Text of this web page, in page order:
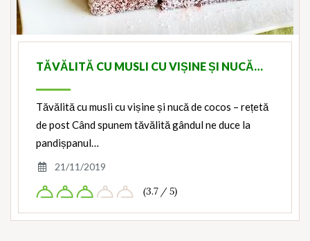
TĂVĂLITĂ CU MUSLI CU VIȘINE ȘI NUCĂ…
Tăvălită cu musli cu vișine și nucă de cocos – rețetă
de post Când spunem tăvălită gândul ne duce la
pandișpanul…
21/11/2019
(3.7 / 5)